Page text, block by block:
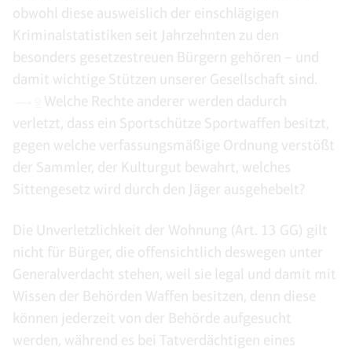
obwohl diese ausweislich der einschlägigen
Kriminalstatistiken seit Jahrzehnten zu den
besonders gesetzestreuen Bürgern gehören – und
damit wichtige Stützen unserer Gesellschaft sind.
Welche Rechte anderer werden dadurch
verletzt, dass ein Sportschütze Sportwaffen besitzt,
gegen welche verfassungsmäßige Ordnung verstößt
der Sammler, der Kulturgut bewahrt, welches
Sittengesetz wird durch den Jäger ausgehebelt?
Die Unverletzlichkeit der Wohnung (Art. 13 GG) gilt
nicht für Bürger, die offensichtlich deswegen unter
Generalverdacht stehen, weil sie legal und damit mit
Wissen der Behörden Waffen besitzen, denn diese
können jederzeit von der Behörde aufgesucht
werden, während es bei Tatverdächtigen eines